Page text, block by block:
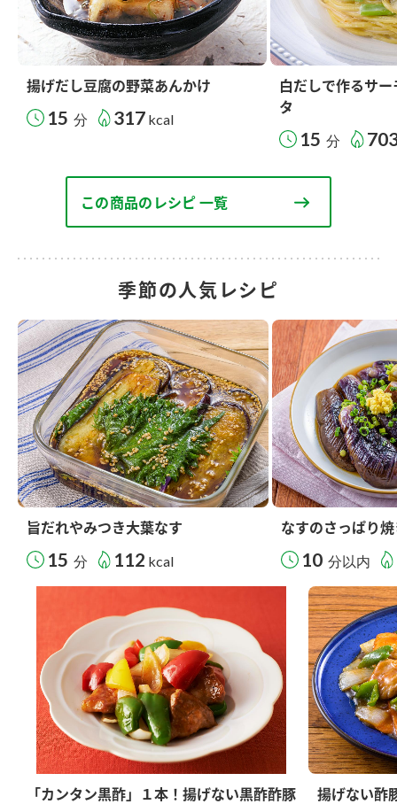
揚げだし豆腐の野菜あんかけ
15 分 317 kcal
白だしで作るサ
タ
15 分
この商品のレシピ 一覧
季節の人気レシピ
旨だれやみつき大葉なす
15 分 112 kcal
なすのさっぱり
10 分以内
「カンタン黒酢」１本！揚げない黒酢酢豚 揚げない酢